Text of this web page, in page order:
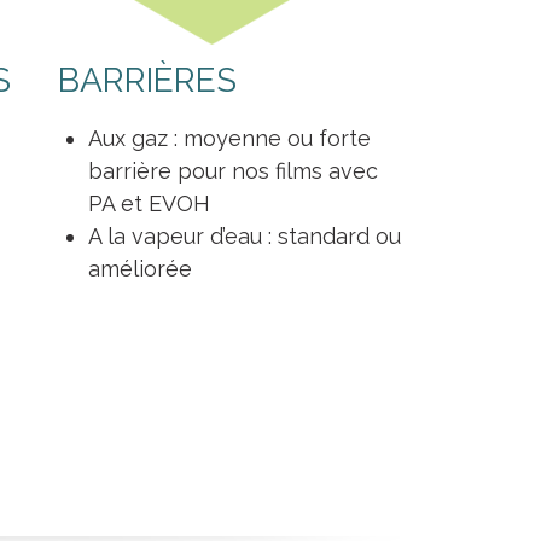
BARRIÈRES
Aux gaz : moyenne ou forte
barrière pour nos films avec
PA et EVOH
A la vapeur d’eau : standard ou
améliorée